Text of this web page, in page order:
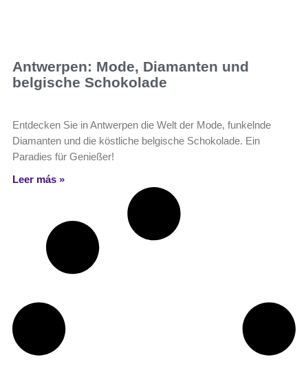
Antwerpen: Mode, Diamanten und
belgische Schokolade
Entdecken Sie in Antwerpen die Welt der Mode, funkelnde
Diamanten und die köstliche belgische Schokolade. Ein
Paradies für Genießer!
Leer más »